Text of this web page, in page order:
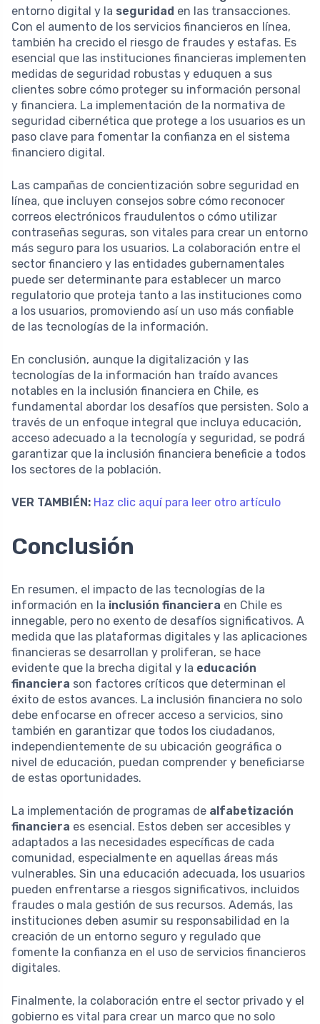
entorno digital y la seguridad en las transacciones.
Con el aumento de los servicios financieros en línea,
también ha crecido el riesgo de fraudes y estafas. Es
esencial que las instituciones financieras implementen
medidas de seguridad robustas y eduquen a sus
clientes sobre cómo proteger su información personal
y financiera. La implementación de la normativa de
seguridad cibernética que protege a los usuarios es un
paso clave para fomentar la confianza en el sistema
financiero digital.
Las campañas de concientización sobre seguridad en
línea, que incluyen consejos sobre cómo reconocer
correos electrónicos fraudulentos o cómo utilizar
contraseñas seguras, son vitales para crear un entorno
más seguro para los usuarios. La colaboración entre el
sector financiero y las entidades gubernamentales
puede ser determinante para establecer un marco
regulatorio que proteja tanto a las instituciones como
a los usuarios, promoviendo así un uso más confiable
de las tecnologías de la información.
En conclusión, aunque la digitalización y las
tecnologías de la información han traído avances
notables en la inclusión financiera en Chile, es
fundamental abordar los desafíos que persisten. Solo a
través de un enfoque integral que incluya educación,
acceso adecuado a la tecnología y seguridad, se podrá
garantizar que la inclusión financiera beneficie a todos
los sectores de la población.
VER TAMBIÉN: Haz clic aquí para leer otro artículo
Conclusión
En resumen, el impacto de las tecnologías de la
información en la inclusión financiera en Chile es
innegable, pero no exento de desafíos significativos. A
medida que las plataformas digitales y las aplicaciones
financieras se desarrollan y proliferan, se hace
evidente que la brecha digital y la educación
financiera son factores críticos que determinan el
éxito de estos avances. La inclusión financiera no solo
debe enfocarse en ofrecer acceso a servicios, sino
también en garantizar que todos los ciudadanos,
independientemente de su ubicación geográfica o
nivel de educación, puedan comprender y beneficiarse
de estas oportunidades.
La implementación de programas de alfabetización
financiera es esencial. Estos deben ser accesibles y
adaptados a las necesidades específicas de cada
comunidad, especialmente en aquellas áreas más
vulnerables. Sin una educación adecuada, los usuarios
pueden enfrentarse a riesgos significativos, incluidos
fraudes o mala gestión de sus recursos. Además, las
instituciones deben asumir su responsabilidad en la
creación de un entorno seguro y regulado que
fomente la confianza en el uso de servicios financieros
digitales.
Finalmente, la colaboración entre el sector privado y el
gobierno es vital para crear un marco que no solo